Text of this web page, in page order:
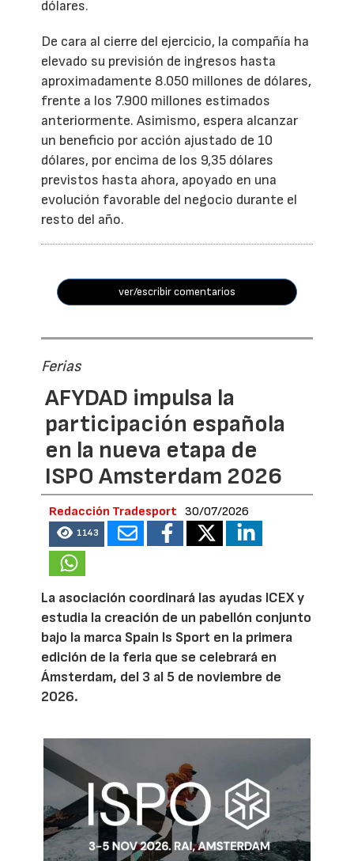
dólares.
De cara al cierre del ejercicio, la compañía ha
elevado su previsión de ingresos hasta
aproximadamente 8.050 millones de dólares,
frente a los 7.900 millones estimados
anteriormente. Asimismo, espera alcanzar
un beneficio por acción ajustado de 10
dólares, por encima de los 9,35 dólares
previstos hasta ahora, apoyado en una
evolución favorable del negocio durante el
resto del año.
ver/escribir comentarios
Ferias
AFYDAD impulsa la
participación española
en la nueva etapa de
ISPO Amsterdam 2026
Redacción Tradesport 30/07/2026
1143
La asociación coordinará las ayudas ICEX y
estudia la creación de un pabellón conjunto
bajo la marca Spain Is Sport en la primera
edición de la feria que se celebrará en
Ámsterdam, del 3 al 5 de noviembre de
2026.